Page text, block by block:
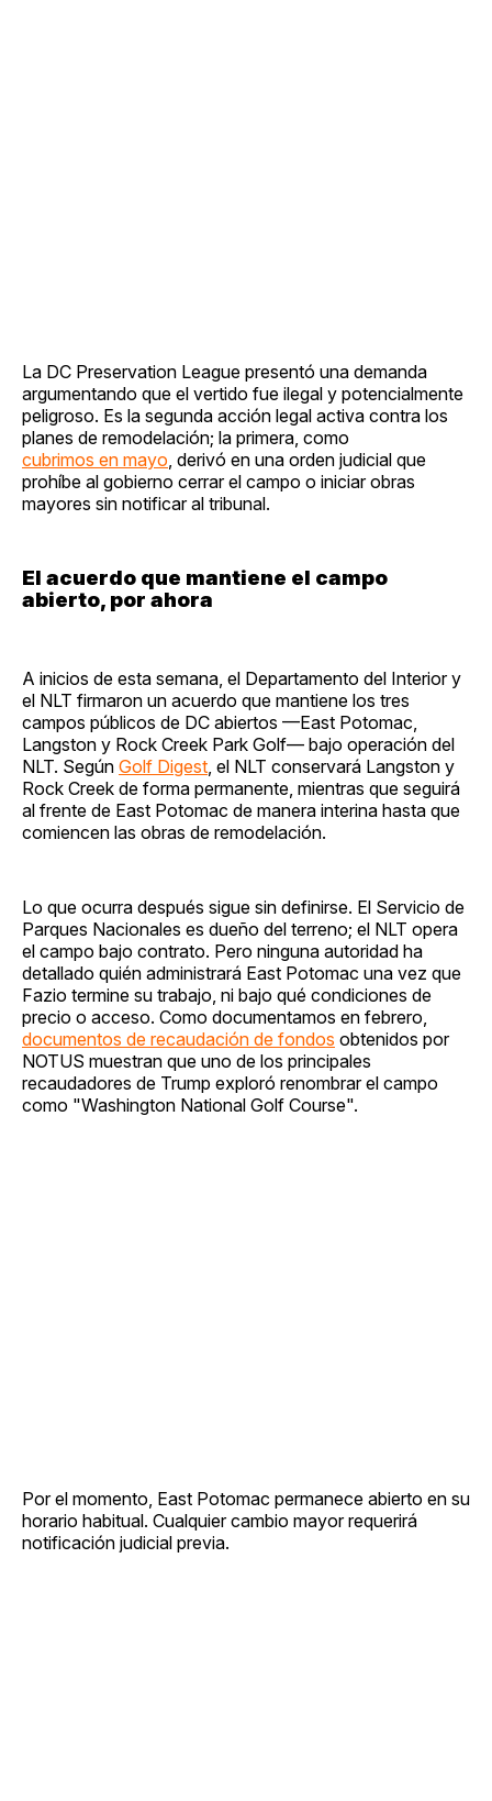
La DC Preservation League presentó una demanda
argumentando que el vertido fue ilegal y potencialmente
peligroso. Es la segunda acción legal activa contra los
planes de remodelación; la primera, como
cubrimos en mayo , derivó en una orden judicial que
prohíbe al gobierno cerrar el campo o iniciar obras
mayores sin notificar al tribunal.
El acuerdo que mantiene el campo
abierto, por ahora
A inicios de esta semana, el Departamento del Interior y
el NLT firmaron un acuerdo que mantiene los tres
campos públicos de DC abiertos —East Potomac,
Langston y Rock Creek Park Golf— bajo operación del
NLT. Según Golf Digest , el NLT conservará Langston y
Rock Creek de forma permanente, mientras que seguirá
al frente de East Potomac de manera interina hasta que
comiencen las obras de remodelación.
Lo que ocurra después sigue sin definirse. El Servicio de
Parques Nacionales es dueño del terreno; el NLT opera
el campo bajo contrato. Pero ninguna autoridad ha
detallado quién administrará East Potomac una vez que
Fazio termine su trabajo, ni bajo qué condiciones de
precio o acceso. Como documentamos en febrero,
documentos de recaudación de fondos obtenidos por
NOTUS muestran que uno de los principales
recaudadores de Trump exploró renombrar el campo
como "Washington National Golf Course".
Por el momento, East Potomac permanece abierto en su
horario habitual. Cualquier cambio mayor requerirá
notificación judicial previa.